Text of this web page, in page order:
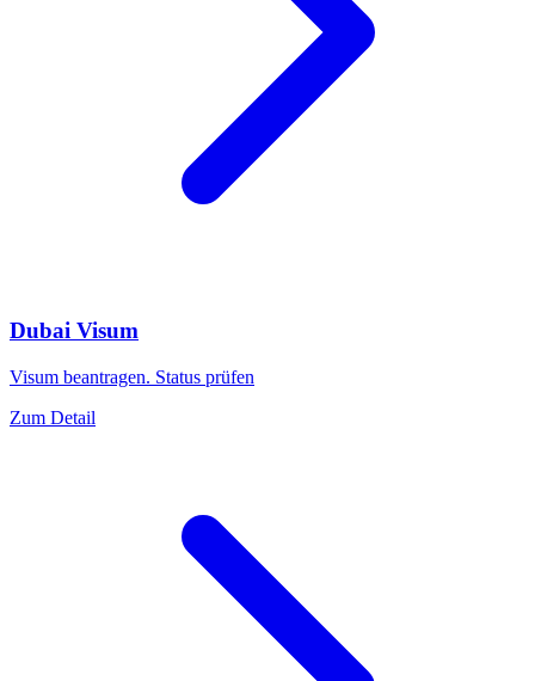
Dubai Visum
Visum beantragen. Status prüfen
Zum Detail